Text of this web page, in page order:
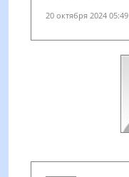
20 октября 2024 05:49